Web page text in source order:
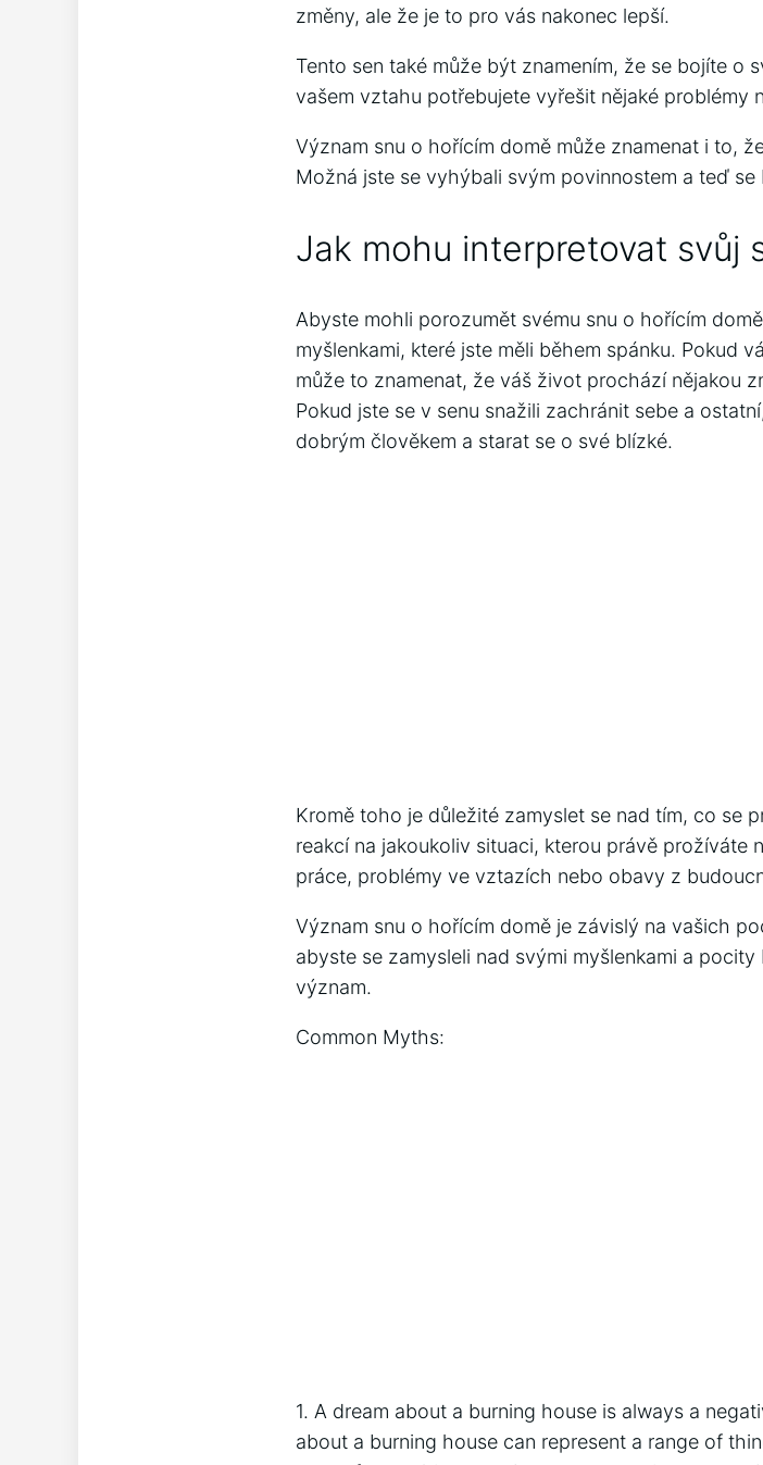
změny, ale že je to pro vás nakonec lepší.
Tento sen také může být znamením, že se bojíte o
vašem vztahu potřebujete vyřešit nějaké problémy
Význam snu o hořícím domě může znamenat i to,
Možná jste se vyhýbali svým povinnostem a teď se
Jak mohu interpretovat svůj
Abyste mohli porozumět svému snu o hořícím
myšlenkami, které jste měli během spánku. Pokud
může to znamenat, že váš život prochází nějakou
Pokud jste se v senu snažili zachránit sebe a
dobrým člověkem a starat se o své blízké.
Kromě toho je důležité zamyslet se nad tím, co se
reakcí na jakoukoliv situaci, kterou právě prožíváte
práce, problémy ve vztazích nebo obavy z
Význam snu o hořícím domě je závislý na vašich
abyste se zamysleli nad svými myšlenkami a
význam.
Common Myths:
1. A dream about a burning house is always a
about a burning house can represent a range of